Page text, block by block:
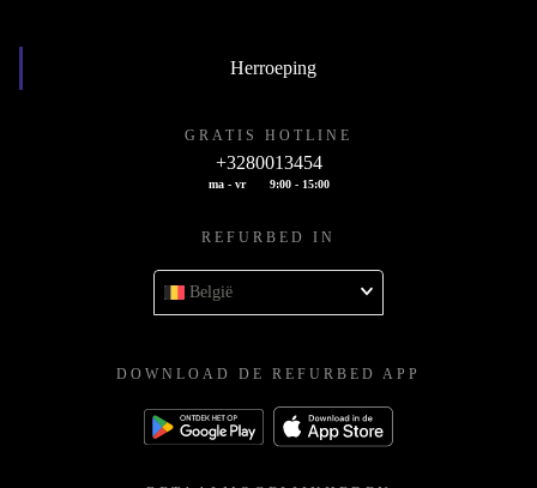
Herroeping
GRATIS HOTLINE
+3280013454
ma - vr 9:00 - 15:00
REFURBED IN
België
DOWNLOAD DE REFURBED APP